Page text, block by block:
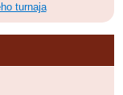
turnaja